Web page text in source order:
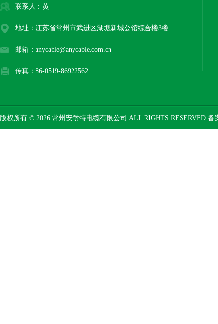
联系人：黄
地址：江苏省常州市武进区湖塘新城公馆综合楼3楼
邮箱：anycable@anycable.com.cn
传真：86-0519-86922562
版权所有 © 2026 常州安耐特电缆有限公司 ALL RIGHTS RESERVED 备